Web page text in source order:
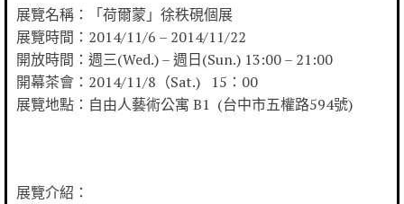
展覽名稱：「荷爾蒙」徐秩硯個展
展覽時間：2014/11/6 – 2014/11/22
開放時間：週三(Wed.) – 週日(Sun.) 13:00 – 21:00
開幕茶會：2014/11/8（Sat.) 15：00
展覽地點：自由人藝術公寓 B1 (台中市五權路594號)
展覽介紹：